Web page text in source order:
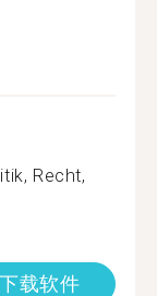
Recht,
下载软件